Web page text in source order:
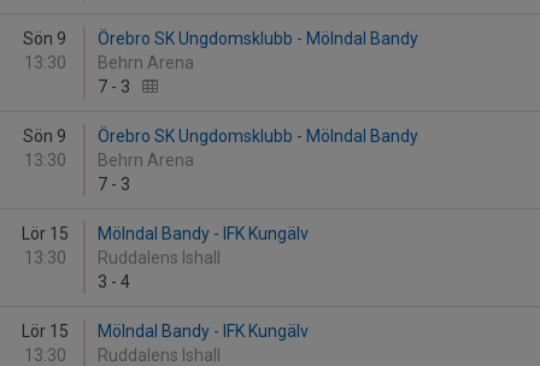
Sön 9
13:30
Örebro SK Ungdomsklubb - Mölndal Bandy
Behrn Arena
7 - 3
Sön 9
13:30
Örebro SK Ungdomsklubb - Mölndal Bandy
Behrn Arena
7 - 3
Lör 15
13:30
Mölndal Bandy - IFK Kungälv
Ruddalens Ishall
3 - 4
Lör 15
13:30
Mölndal Bandy - IFK Kungälv
Ruddalens Ishall